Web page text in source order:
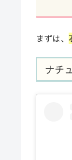
まずは、
ナチ